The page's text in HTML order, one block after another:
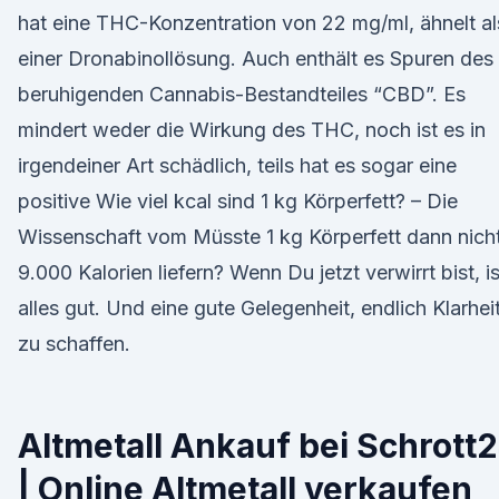
hat eine THC-Konzentration von 22 mg/ml, ähnelt
einer Dronabinollösung. Auch enthält es Spuren des
beruhigenden Cannabis-Bestandteiles “CBD”. Es
mindert weder die Wirkung des THC, noch ist es in
irgendeiner Art schädlich, teils hat es sogar eine
positive Wie viel kcal sind 1 kg Körperfett? – Die
Wissenschaft vom Müsste 1 kg Körperfett dann
9.000 Kalorien liefern? Wenn Du jetzt verwirrt bist,
alles gut. Und eine gute Gelegenheit, endlich
zu schaffen.
Altmetall Ankauf bei
| Online Altmetall verkaufen